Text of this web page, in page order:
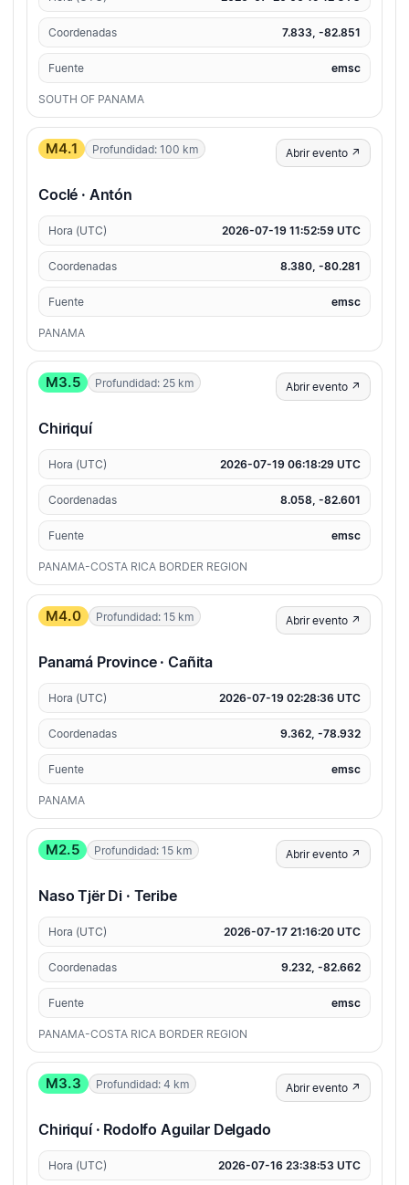
Coordenadas 7.833, -82.851
Fuente emsc
SOUTH OF PANAMA
M4.1 Profundidad: 100 km Abrir evento ↗
Coclé · Antón
Hora (UTC) 2026-07-19 11:52:59 UTC
Coordenadas 8.380, -80.281
Fuente emsc
PANAMA
M3.5 Profundidad: 25 km Abrir evento ↗
Chiriquí
Hora (UTC) 2026-07-19 06:18:29 UTC
Coordenadas 8.058, -82.601
Fuente emsc
PANAMA-COSTA RICA BORDER REGION
M4.0 Profundidad: 15 km Abrir evento ↗
Panamá Province · Cañita
Hora (UTC) 2026-07-19 02:28:36 UTC
Coordenadas 9.362, -78.932
Fuente emsc
PANAMA
M2.5 Profundidad: 15 km Abrir evento ↗
Naso Tjër Di · Teribe
Hora (UTC) 2026-07-17 21:16:20 UTC
Coordenadas 9.232, -82.662
Fuente emsc
PANAMA-COSTA RICA BORDER REGION
M3.3 Profundidad: 4 km Abrir evento ↗
Chiriquí · Rodolfo Aguilar Delgado
Hora (UTC) 2026-07-16 23:38:53 UTC